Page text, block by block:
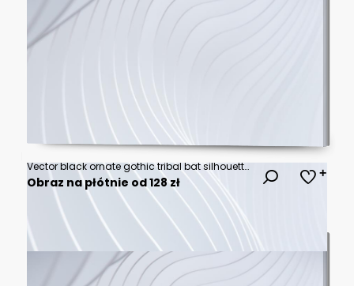
Vector black ornate gothic tribal bat silhouette collection set with detailed scrollwork wings for spooky halloween tattoo design
Obraz na płótnie od 128 zł